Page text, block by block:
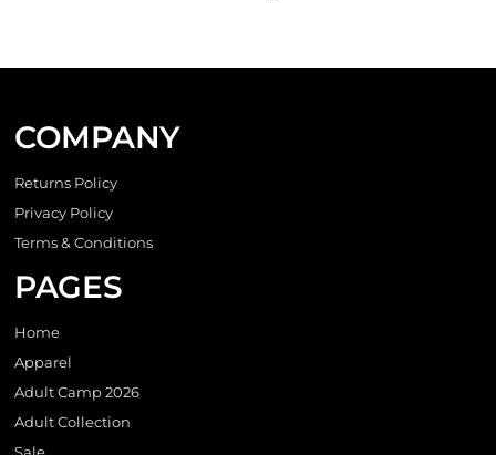
COMPANY
Returns Policy
Privacy Policy
Terms & Conditions
PAGES
Home
Apparel
Adult Camp 2026
Adult Collection